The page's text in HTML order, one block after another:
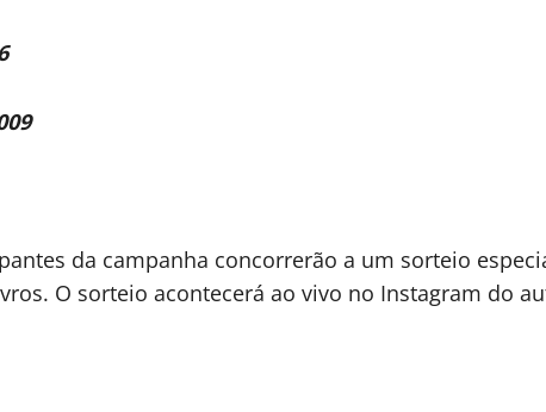
da campanha concorrerão a um sorteio
O sorteio acontecerá ao vivo no Instagram do